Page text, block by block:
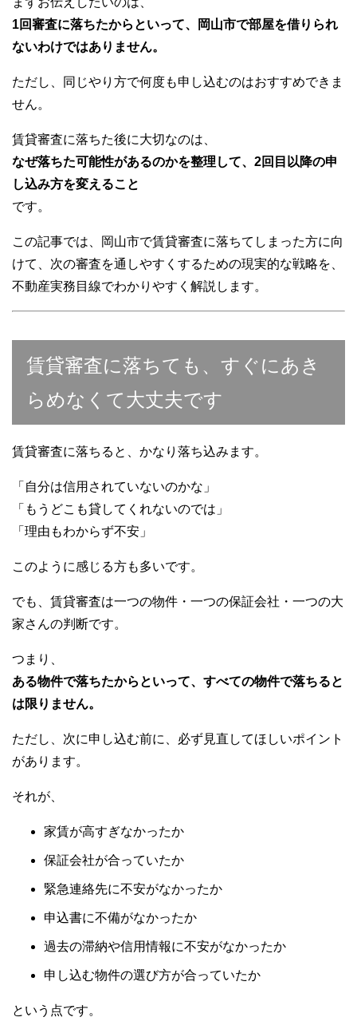
1回審査に落ちたからといって、岡山市で部屋を借りられ
ないわけではありません。
ただし、同じやり方で何度も申し込むのはおすすめできま
せん。
賃貸審査に落ちた後に大切なのは、
なぜ落ちた可能性があるのかを整理して、2回目以降の申
し込み方を変えること
です。
この記事では、岡山市で賃貸審査に落ちてしまった方に向
けて、次の審査を通しやすくするための現実的な戦略を、
不動産実務目線でわかりやすく解説します。
賃貸審査に落ちても、すぐにあき
らめなくて大丈夫です
賃貸審査に落ちると、かなり落ち込みます。
「自分は信用されていないのかな」
「もうどこも貸してくれないのでは」
「理由もわからず不安」
このように感じる方も多いです。
でも、賃貸審査は一つの物件・一つの保証会社・一つの大
家さんの判断です。
つまり、
ある物件で落ちたからといって、すべての物件で落ちると
は限りません。
ただし、次に申し込む前に、必ず見直してほしいポイント
があります。
それが、
家賃が高すぎなかったか
保証会社が合っていたか
緊急連絡先に不安がなかったか
申込書に不備がなかったか
過去の滞納や信用情報に不安がなかったか
申し込む物件の選び方が合っていたか
という点です。